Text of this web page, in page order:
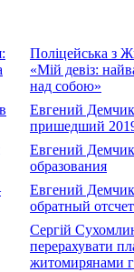
Поліцейська з
«Мій девіз:
над собою»
Евгений
пришедший
Евгений
образования
Евгений
обратный отсчет
Сергій
перерахувати
житомирянами